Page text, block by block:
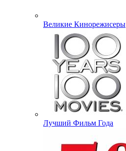
Великие Кинорежисеры
Лучший Фильм Года